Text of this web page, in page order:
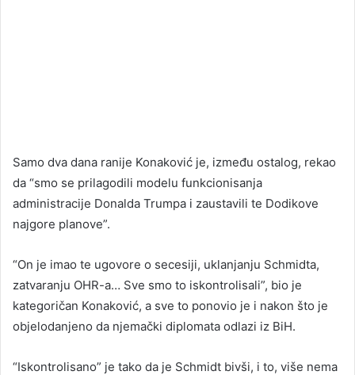
Samo dva dana ranije Konaković je, između ostalog, rekao
da “smo se prilagodili modelu funkcionisanja
administracije Donalda Trumpa i zaustavili te Dodikove
najgore planove”.
“On je imao te ugovore o secesiji, uklanjanju Schmidta,
zatvaranju OHR-a… Sve smo to iskontrolisali”, bio je
kategoričan Konaković, a sve to ponovio je i nakon što je
objelodanjeno da njemački diplomata odlazi iz BiH.
“Iskontrolisano” je tako da je Schmidt bivši, i to, više nema